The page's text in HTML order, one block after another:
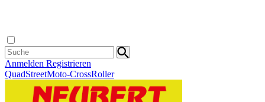
Anmelden Registrieren
QuadStreetMoto-CrossRoller